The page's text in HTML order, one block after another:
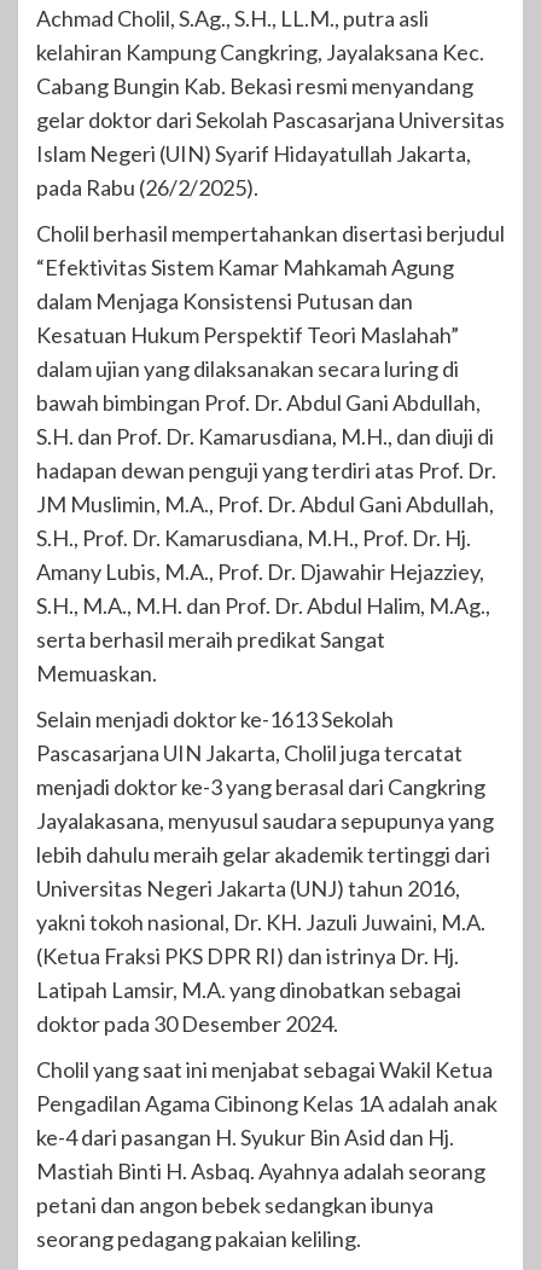
Achmad Cholil, S.Ag., S.H., LL.M., putra asli
kelahiran Kampung Cangkring, Jayalaksana Kec.
Cabang Bungin Kab. Bekasi resmi menyandang
gelar doktor dari Sekolah Pascasarjana Universitas
Islam Negeri (UIN) Syarif Hidayatullah Jakarta,
pada Rabu (26/2/2025).
Cholil berhasil mempertahankan disertasi berjudul
“Efektivitas Sistem Kamar Mahkamah Agung
dalam Menjaga Konsistensi Putusan dan
Kesatuan Hukum Perspektif Teori Maslahah”
dalam ujian yang dilaksanakan secara luring di
bawah bimbingan Prof. Dr. Abdul Gani Abdullah,
S.H. dan Prof. Dr. Kamarusdiana, M.H., dan diuji di
hadapan dewan penguji yang terdiri atas Prof. Dr.
JM Muslimin, M.A., Prof. Dr. Abdul Gani Abdullah,
S.H., Prof. Dr. Kamarusdiana, M.H., Prof. Dr. Hj.
Amany Lubis, M.A., Prof. Dr. Djawahir Hejazziey,
S.H., M.A., M.H. dan Prof. Dr. Abdul Halim, M.Ag.,
serta berhasil meraih predikat Sangat
Memuaskan.
Selain menjadi doktor ke-1613 Sekolah
Pascasarjana UIN Jakarta, Cholil juga tercatat
menjadi doktor ke-3 yang berasal dari Cangkring
Jayalakasana, menyusul saudara sepupunya yang
lebih dahulu meraih gelar akademik tertinggi dari
Universitas Negeri Jakarta (UNJ) tahun 2016,
yakni tokoh nasional, Dr. KH. Jazuli Juwaini, M.A.
(Ketua Fraksi PKS DPR RI) dan istrinya Dr. Hj.
Latipah Lamsir, M.A. yang dinobatkan sebagai
doktor pada 30 Desember 2024.
Cholil yang saat ini menjabat sebagai Wakil Ketua
Pengadilan Agama Cibinong Kelas 1A adalah anak
ke-4 dari pasangan H. Syukur Bin Asid dan Hj.
Mastiah Binti H. Asbaq. Ayahnya adalah seorang
petani dan angon bebek sedangkan ibunya
seorang pedagang pakaian keliling.